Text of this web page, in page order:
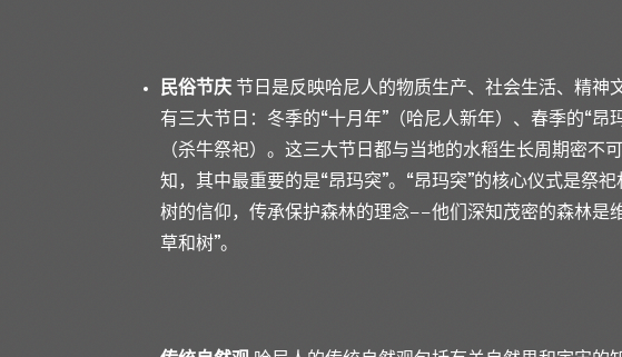
民俗节庆 节日是反映哈尼人的物质生产、社会生活、精神
有三大节日：冬季的“十月年”（哈尼人新年）、春季的“昂
（杀牛祭祀）。这三大节日都与当地的水稻生长周期密不
知，其中最重要的是“昂玛突”。“昂玛突”的核心仪式是祭
树的信仰，传承保护森林的理念——他们深知茂密的森林是
草和树”。